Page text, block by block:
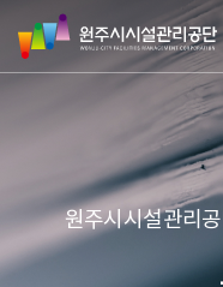
네
원
주
시
리
공
단
원주시시설관리